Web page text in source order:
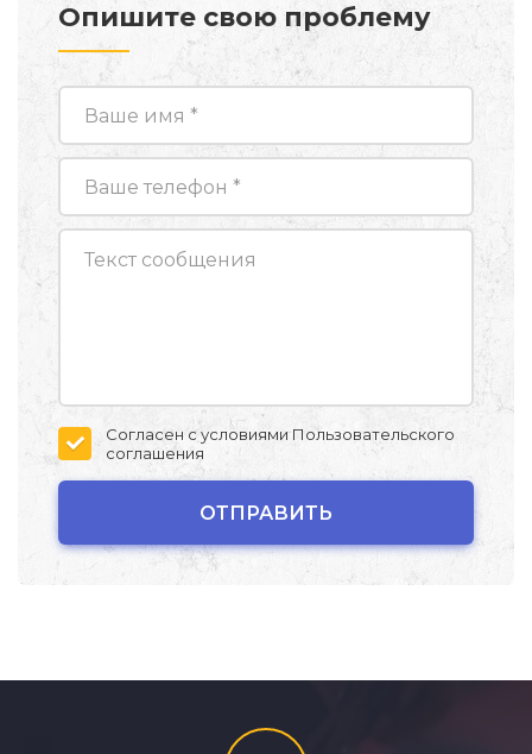
Опишите свою проблему
Согласен с условиямиПользовательского
соглашения